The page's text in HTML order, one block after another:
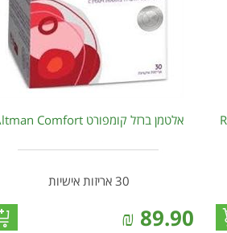
אלטמן ברזל קומפורט Altman Comfort
30 אריזות אישיות
89.90
₪